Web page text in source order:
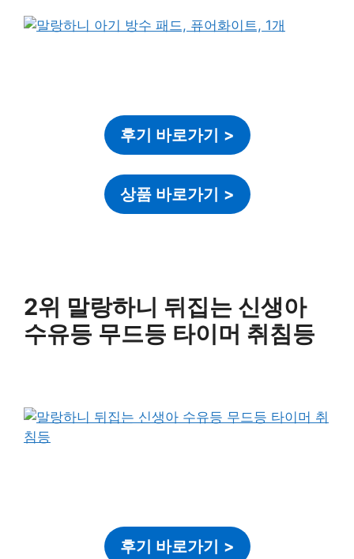
후기 바로가기 >
상품 바로가기 >
2위 말랑하니 뒤집는 신생아
수유등 무드등 타이머 취침등
후기 바로가기 >